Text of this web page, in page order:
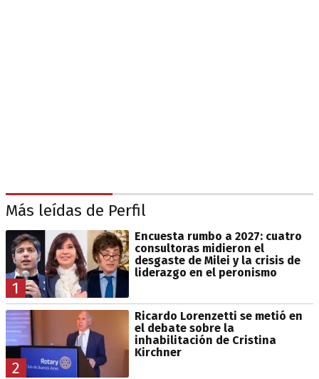
Más leídas de Perfil
1
Encuesta rumbo a 2027: cuatro
consultoras midieron el
desgaste de Milei y la crisis de
liderazgo en el peronismo
2
Ricardo Lorenzetti se metió en
el debate sobre la
inhabilitación de Cristina
Kirchner